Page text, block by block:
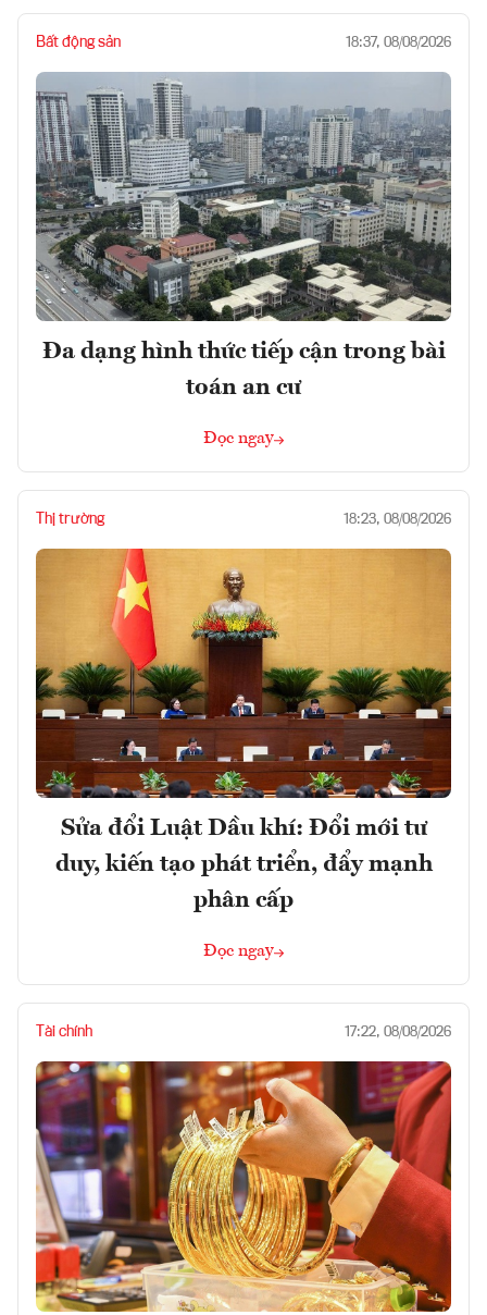
Bất động sản 18:37, 08/08/2026
Đa dạng hình thức tiếp cận trong bài
toán an cư
Đọc ngay
Thị trường 18:23, 08/08/2026
Sửa đổi Luật Dầu khí: Đổi mới tư
duy, kiến tạo phát triển, đẩy mạnh
phân cấp
Đọc ngay
Tài chính 17:22, 08/08/2026